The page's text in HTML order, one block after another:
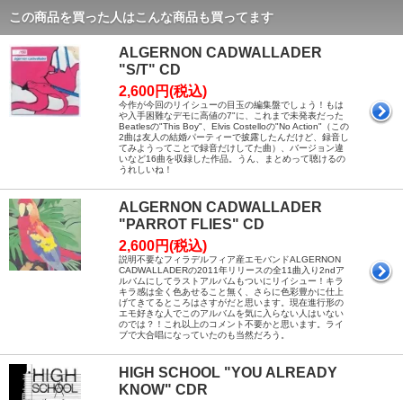
この商品を買った人はこんな商品も買ってます
ALGERNON CADWALLADER
"S/T" CD
2,600円(税込)
今作が今回のリイシューの目玉の編集盤でしょう！もは
や入手困難なデモに高値の7"に、これまで未発表だった
Beatlesの"This Boy"、Elvis Costelloの"No Action"（この
2曲は友人の結婚パーティーで披露したんだけど、録音し
てみようってことで録音だけしてた曲）、バージョン違
いなど16曲を収録した作品。うん、まとめって聴けるの
うれしいね！
ALGERNON CADWALLADER
"PARROT FLIES" CD
2,600円(税込)
説明不要なフィラデルフィア産エモバンドALGERNON
CADWALLADERの2011年リリースの全11曲入り2ndア
ルバムにしてラストアルバムもついにリイシュー！キラ
キラ感は全く色あせること無く、さらに色彩豊かに仕上
げてきてるところはさすがだと思います。現在進行形の
エモ好きな人でこのアルバムを気に入らない人はいない
のでは？！これ以上のコメント不要かと思います。ライ
ブで大合唱になっていたのも当然だろう。
HIGH SCHOOL "YOU ALREADY
KNOW" CDR